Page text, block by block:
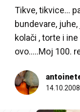
Tikve, tikvice…
bundevare,
kolači , torte i
ovo…..Moj 100.
14.10.2008.